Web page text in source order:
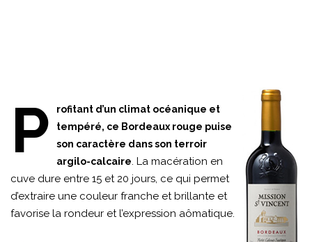
P
rofitant d’un climat océanique et
tempéré, ce Bordeaux rouge puise
son caractère dans son terroir
argilo-calcaire. La macération en
cuve dure entre 15 et 20 jours, ce qui permet
d’extraire une couleur franche et brillante et
favorise la rondeur et l’expression aômatique.